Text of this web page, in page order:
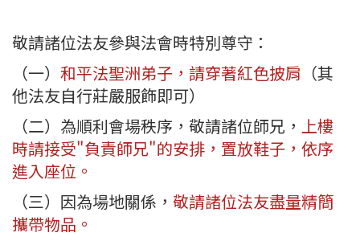
敬請諸位法友參與法會時特別尊守：
（一） 和平法聖洲弟子，請穿著紅色披肩 （其
他法友自行莊嚴服飾即可）
（二）為順利會場秩序，敬請諸位師兄， 上樓
時請接受"負責師兄"的安排，置放鞋子，依序
進入座位。
（三）因為場地關係， 敬請諸位法友盡量精簡
攜帶物品。